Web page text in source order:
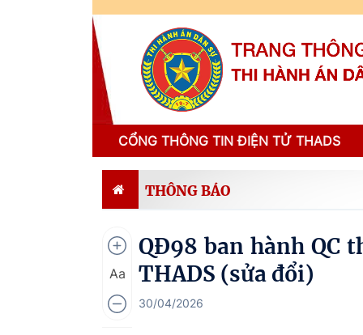
CỔNG THÔNG TIN ĐIỆN TỬ THADS
THÔNG BÁO
Aa
QĐ98 ban hành QC
THADS (sửa đổi)
30/04/2026